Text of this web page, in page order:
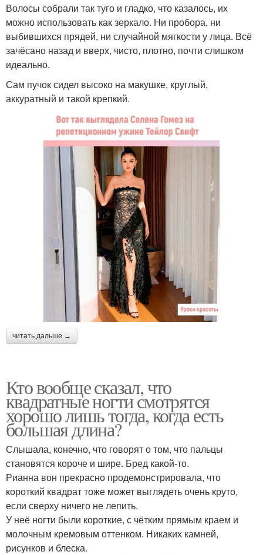
Волосы собрали так туго и гладко, что казалось, их
можно использовать как зеркало. Ни пробора, ни
выбившихся прядей, ни случайной мягкости у лица. Всё
зачёсано назад и вверх, чисто, плотно, почти слишком
идеально.
Сам пучок сидел высоко на макушке, круглый,
аккуратный и такой крепкий.
читать дальше →
Кто вообще сказал, что
квадратные ногти смотрятся
хорошо лишь тогда, когда есть
большая длина?
Слышала, конечно, что говорят о том, что пальцы
становятся короче и шире. Бред какой-то.
Рианна вон прекрасно продемонстрировала, что
короткий квадрат тоже может выглядеть очень круто,
если сверху ничего не лепить.
У неё ногти были короткие, с чётким прямым краем и
молочным кремовым оттенком. Никаких камней,
рисунков и блеска.